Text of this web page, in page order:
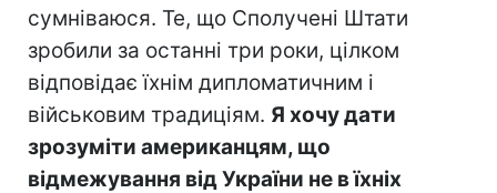
сумніваюся. Те, що Сполучені Штати
зробили за останні три роки, цілком
відповідає їхнім дипломатичним і
військовим традиціям. Я хочу дати
зрозуміти американцям, що
відмежування від України не в їхніх